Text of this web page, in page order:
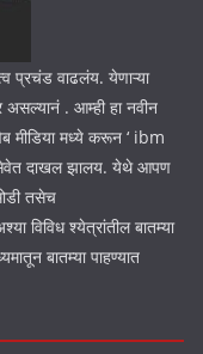
प्रचंड वाढलंय. येणाऱ्या
असल्यानं . आम्ही हा नवीन
मीडिया मध्ये करून ‘ ibm
सेवेत दाखल झालय. येथे आपण
तसेच
विविध श्येत्रांतील बातम्या
बातम्या पाहण्यात